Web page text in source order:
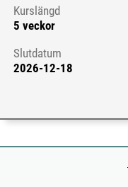
Kurslängd
5 veckor
Slutdatum
2026-12-18